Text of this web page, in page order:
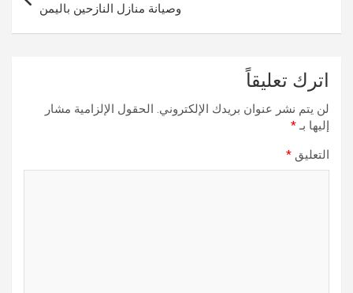
وصيانة منازل النازحين باليمن
اترك تعليقاً
لن يتم نشر عنوان بريدك الإلكتروني. الحقول الإلزامية مشار
إليها بـ*
التعليق *